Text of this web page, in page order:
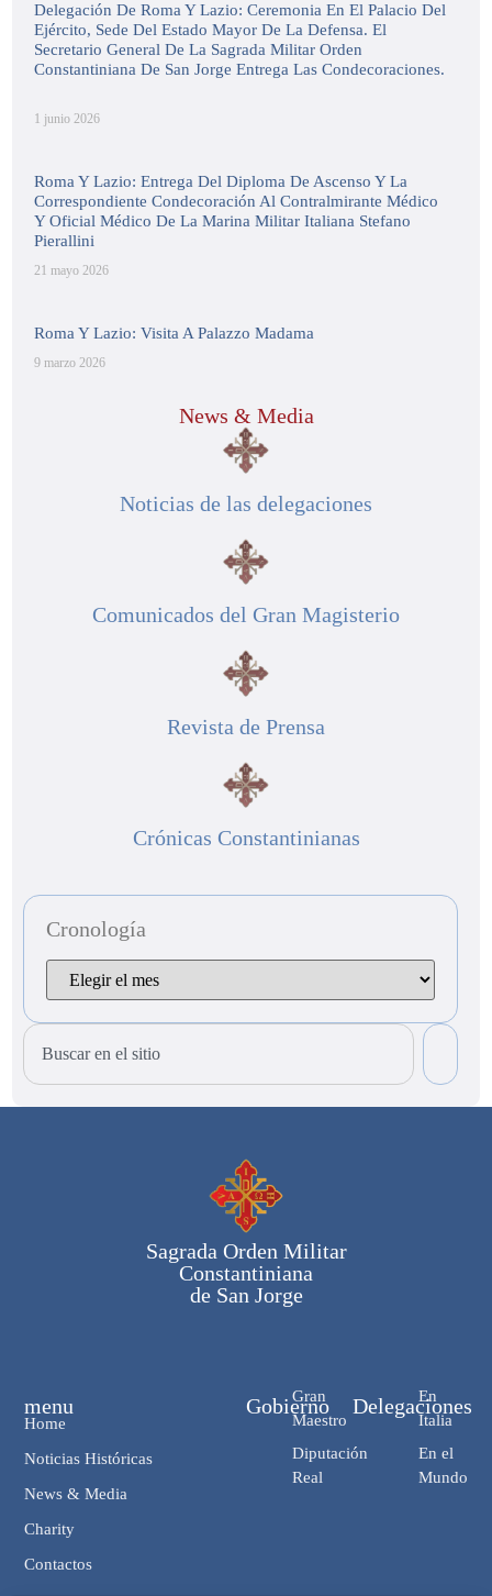
Delegación De Roma Y Lazio: Ceremonia En El Palacio Del
Ejército, Sede Del Estado Mayor De La Defensa. El
Secretario General De La Sagrada Militar Orden
Constantiniana De San Jorge Entrega Las Condecoraciones.
1 junio 2026
Roma Y Lazio: Entrega Del Diploma De Ascenso Y La
Correspondiente Condecoración Al Contralmirante Médico
Y Oficial Médico De La Marina Militar Italiana Stefano
Pierallini
21 mayo 2026
Roma Y Lazio: Visita A Palazzo Madama
9 marzo 2026
News & Media
Noticias de las delegaciones
Comunicados del Gran Magisterio
Revista de Prensa
Crónicas Constantinianas
Cronología
Sagrada Orden Militar
Constantiniana
de San Jorge
Gobierno
Gran
Maestro
Diputación
Real
Delegaciones
En
Italia
En el
Mundo
menu
Home
Noticias Históricas
News & Media
Charity
Contactos